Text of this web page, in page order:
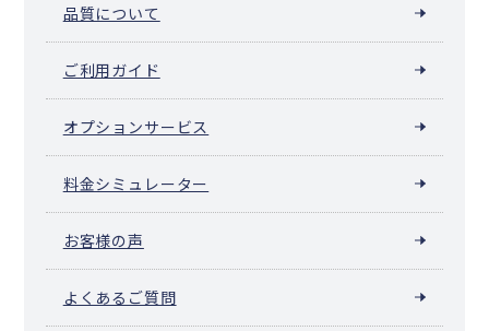
品質について
ご利用ガイド
オプションサービス
料金シミュレーター
お客様の声
よくあるご質問